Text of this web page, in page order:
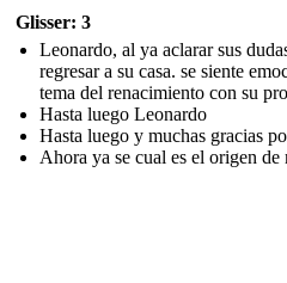
Glisser: 3
Leonardo, al ya aclarar sus
regresar a su casa. se siente
tema del renacimiento con su
Hasta luego Leonardo
Hasta luego y muchas gracias
Ahora ya se cual es el origen de